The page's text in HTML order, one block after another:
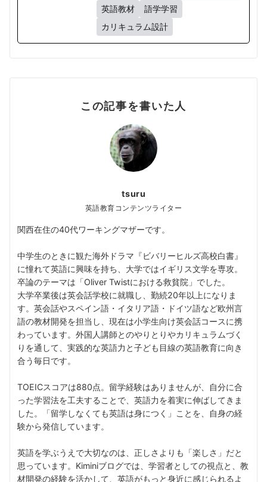
英語教材
語学学習
カリキュラム設計
この記事を書いた人
tsuru
英語教育コンテンツライター
関西在住の40代ワーキングマザーです。
中学生のときに観た海外ドラマ『ビバリーヒルズ高校白書』
に憧れて英語に興味を持ち、大学ではイギリス文学を専攻。
卒論のテーマは「Oliver Twistにおける救貧院」でした。
大学卒業後は英会話学校に就職し、勤続20年以上になりま
す。英会話やスペイン語・イタリア語・ドイツ語など欧州言
語の教材開発を担当し、現在は小学生向け英会話コースに携
わっています。外国人講師とのやりとりやカリキュラムづく
りを通して、実践的な英語力と子ども目線の英語教育に向き
合う毎日です。
TOEICスコアは880点。留学経験はありませんが、自分に合
った学習法を工夫することで、英語力を着実に伸ばしてきま
した。「留学しなくても英語は身につく」ことを、自身の経
験から発信しています。
英語を学ぶうえで大切なのは、正しさよりも「楽しさ」だと
思っています。Kiminiブログでは、学習者としての視点と、教
材開発の経験を活かして、英語がもっと身近に感じられるよ